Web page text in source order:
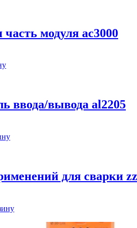
часть модуля ac3000
ввода/вывода al2205
для сварки